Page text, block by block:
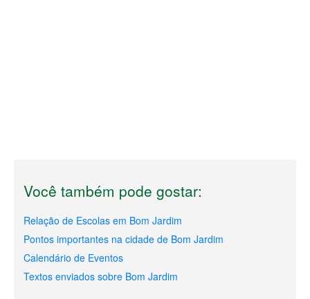
Você também pode gostar:
Relação de Escolas em Bom Jardim
Pontos importantes na cidade de Bom Jardim
Calendário de Eventos
Textos enviados sobre Bom Jardim